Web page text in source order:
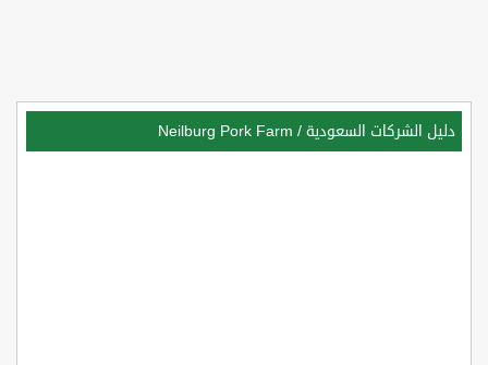
دليل الشركات السعودية /
Neilburg Pork Farm